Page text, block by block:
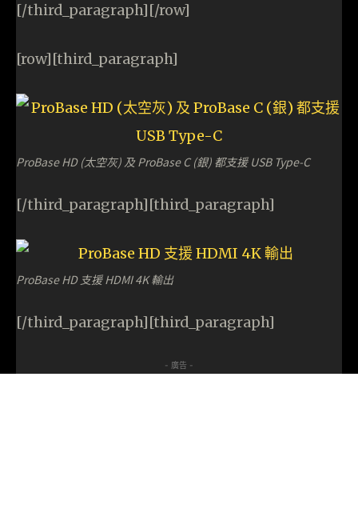
[/third_paragraph][/row]
[row][third_paragraph]
ProBase HD (太空灰) 及 ProBase C (銀) 都支援 USB Type-C
[/third_paragraph][third_paragraph]
ProBase HD 支援 HDMI 4K 輸出
[/third_paragraph][third_paragraph]
- 廣告 -